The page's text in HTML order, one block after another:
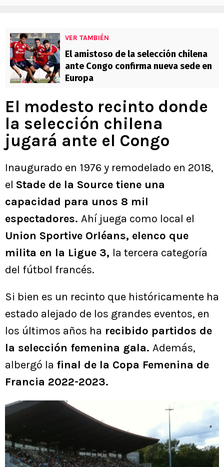
VER TAMBIÉN
El amistoso de la selección chilena
ante Congo confirma nueva sede en
Europa
El modesto recinto donde
la selección chilena
jugará ante el Congo
Inaugurado en 1976 y remodelado en 2018,
el Stade de la Source tiene una
capacidad para unos 8 mil
espectadores. Ahí juega como local el
Union Sportive Orléans, elenco que
milita en la Ligue 3, la tercera categoría
del fútbol francés.
Si bien es un recinto que históricamente ha
estado alejado de los grandes eventos, en
los últimos años ha recibido partidos de
la selección femenina gala. Además,
albergó la final de la Copa Femenina de
Francia 2022-2023.